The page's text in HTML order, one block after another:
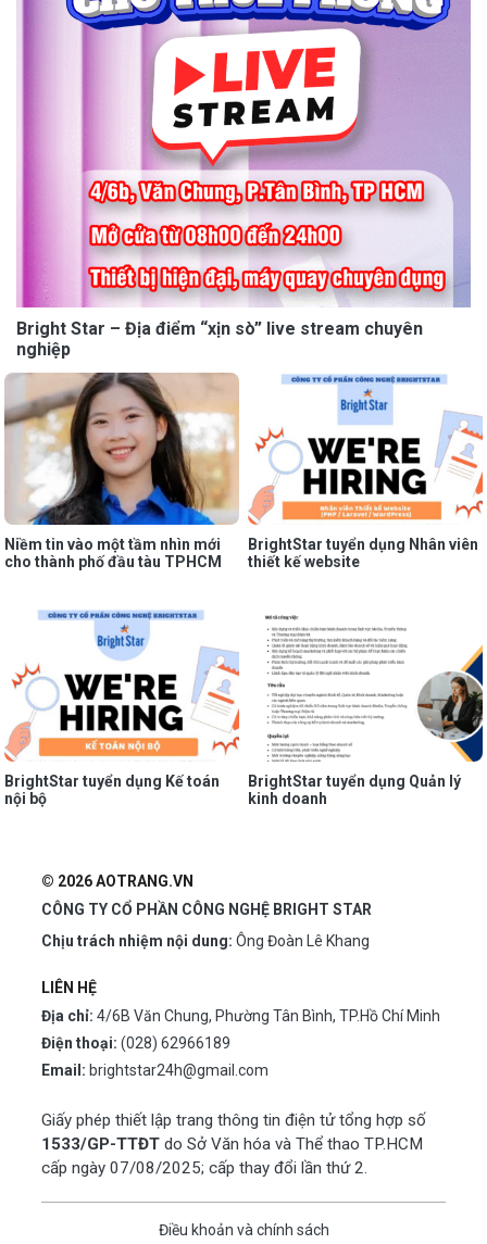
Bright Star – Địa điểm “xịn sò” live stream chuyên
nghiệp
Niềm tin vào một tầm nhìn mới
cho thành phố đầu tàu TPHCM
BrightStar tuyển dụng Nhân viên
thiết kế website
BrightStar tuyển dụng Kế toán
nội bộ
BrightStar tuyển dụng Quản lý
kinh doanh
© 2026 AOTRANG.VN
CÔNG TY CỔ PHẦN CÔNG NGHỆ BRIGHT STAR
Chịu trách nhiệm nội dung: Ông Đoàn Lê Khang
LIÊN HỆ
Địa chỉ: 4/6B Văn Chung, Phường Tân Bình, TP.Hồ Chí Minh
Điện thoại: (028) 62966189
Email: brightstar24h@gmail.com
Giấy phép thiết lập trang thông tin điện tử tổng hợp số
1533/GP-TTĐT do Sở Văn hóa và Thể thao TP.HCM
cấp ngày 07/08/2025; cấp thay đổi lần thứ 2.
Điều khoản và chính sách